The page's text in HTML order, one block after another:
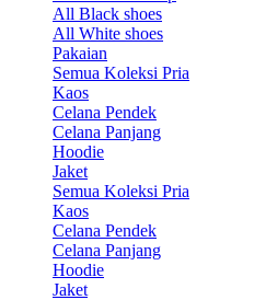
All Black shoes
All White shoes
Pakaian
Semua Koleksi Pria
Kaos
Celana Pendek
Celana Panjang
Hoodie
Jaket
Semua Koleksi Pria
Kaos
Celana Pendek
Celana Panjang
Hoodie
Jaket